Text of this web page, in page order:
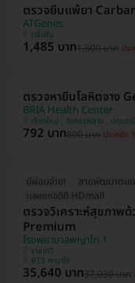
ตรวจยีนแพ้ยา
ATGenes
ตลิ่งชัน
1,485 บาท1,500 บาท ปร
ตรวจหายีนโลหิตจาง
BRIA Health Center
เชียงใหม่ , วังทองหลาง , ปทุมธานี
792 บาท800 บาท ประหยัด
มีผ่อนจ่าย!
สายพัฒนาตนเ
เเพคเกจดีที HDmall
ตรวจวิเคราะห์สุขภาพ
Premium
โรงพยาบาลพญาไท 1
ราชเทวี
BTS พญาไท
35,640 บาท37,030 บาท